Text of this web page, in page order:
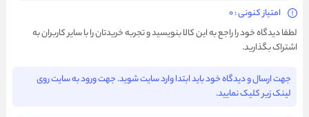
امتیاز کنونی : 0
لطفا دیدگاه خود را راجع به این کالا بنویسید و تجربه خریدتان را با سایر کاربران به
اشتراک بگذارید.
جهت ارسال و دیدگاه خود باید ابتدا وارد سایت شوید. جهت ورود به سایت روی
لینک زیر کلیک نمایید.